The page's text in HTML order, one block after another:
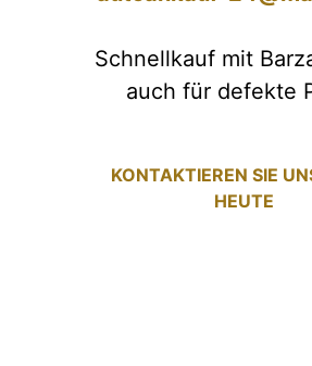
Schnellkauf mit
auch für defekte
KONTAKTIEREN SIE
HEUTE